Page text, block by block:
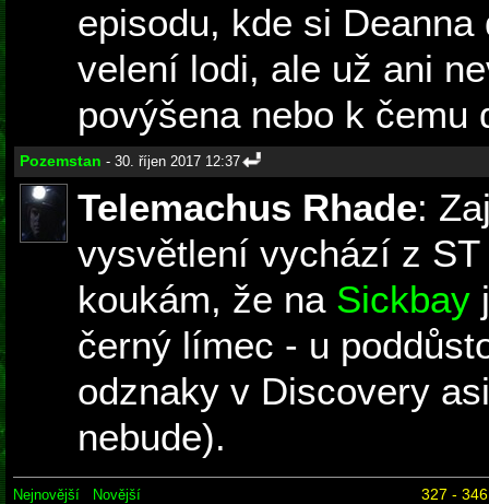
episodu, kde si
velení lodi, ale už ani
povýšena nebo k čemu
Pozemstan - 30. říjen 2017 12:37
Telemachus Rhade:
vysvětlení vychází z
koukám, že na Sickbay
černý límec - u
odznaky v Discovery
nebude).
Nejnovější Novější 327 -